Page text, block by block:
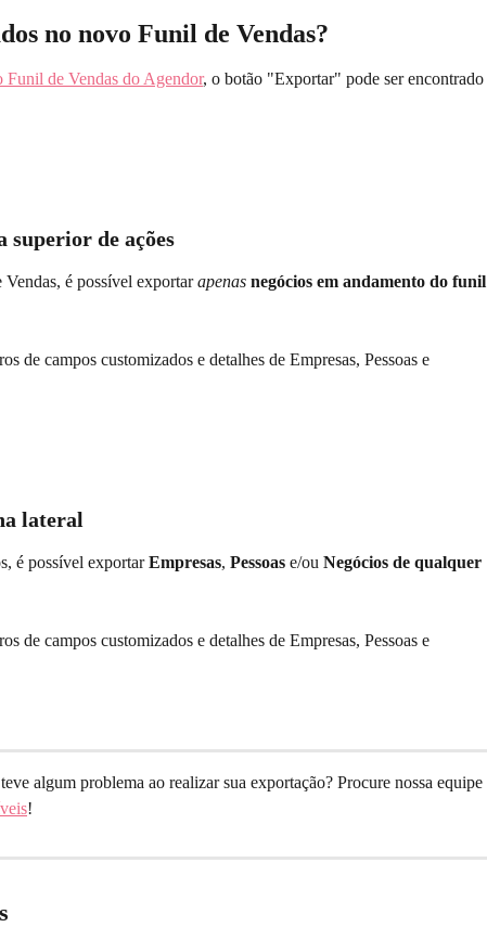
no novo Funil de Vendas?
Funil de Vendas do Agendor, o botão "Exportar" pode ser encontrado
superior de ações
é possível exportar apenas negócios em andamento do funil
de campos customizados e detalhes de Empresas, Pessoas e
lateral
é possível exportar Empresas, Pessoas e/ou Negócios de qualquer
de campos customizados e detalhes de Empresas, Pessoas e
algum problema ao realizar sua exportação? Procure nossa equipe
!